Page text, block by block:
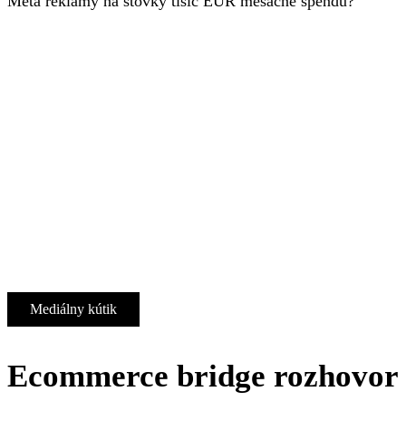
Mediálny kútik
Ecommerce bridge rozhovor